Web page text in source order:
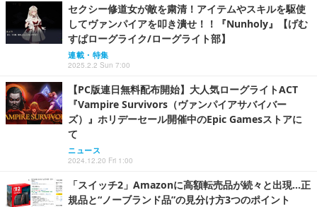
セクシー修道女が敵を粛清！アイテムやスキルを駆使
してヴァンパイアを叩き潰せ！！『Nunholy』【げむ
すぱローグライク/ローグライト部】
連載・特集
2025.2.2 Sun 7:00
【PC版連日無料配布開始】大人気ローグライトACT
『Vampire Survivors（ヴァンパイアサバイバー
ズ）』ホリデーセール開催中のEpic Gamesストアに
て
ニュース
2024.12.20 Fri 1:00
「スイッチ2」Amazonに高額転売品が続々と出現…正
規品と“ノーブランド品”の見分け方3つのポイント